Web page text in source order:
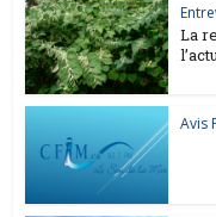
La
Avis